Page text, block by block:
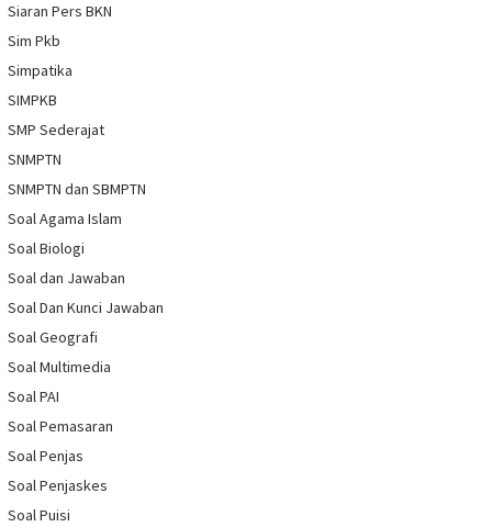
Siaran Pers BKN
Sim Pkb
Simpatika
SIMPKB
SMP Sederajat
SNMPTN
SNMPTN dan SBMPTN
Soal Agama Islam
Soal Biologi
Soal dan Jawaban
Soal Dan Kunci Jawaban
Soal Geografi
Soal Multimedia
Soal PAI
Soal Pemasaran
Soal Penjas
Soal Penjaskes
Soal Puisi